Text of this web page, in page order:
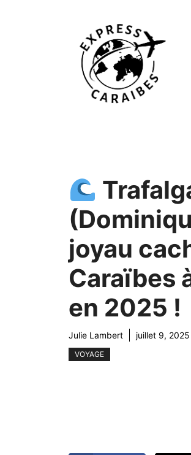
joyau
Caraïbes
en 2025 !
Julie Lambert juillet 9, 2025
VOYAGE